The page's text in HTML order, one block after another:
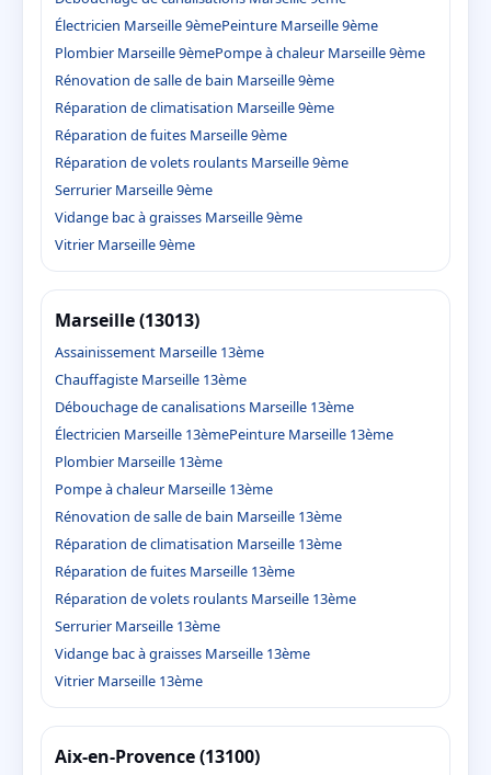
Électricien Marseille 9èmePeinture Marseille 9ème
Plombier Marseille 9èmePompe à chaleur Marseille 9ème
Rénovation de salle de bain Marseille 9ème
Réparation de climatisation Marseille 9ème
Réparation de fuites Marseille 9ème
Réparation de volets roulants Marseille 9ème
Serrurier Marseille 9ème
Vidange bac à graisses Marseille 9ème
Vitrier Marseille 9ème
Marseille (13013)
Assainissement Marseille 13ème
Chauffagiste Marseille 13ème
Débouchage de canalisations Marseille 13ème
Électricien Marseille 13èmePeinture Marseille 13ème
Plombier Marseille 13ème
Pompe à chaleur Marseille 13ème
Rénovation de salle de bain Marseille 13ème
Réparation de climatisation Marseille 13ème
Réparation de fuites Marseille 13ème
Réparation de volets roulants Marseille 13ème
Serrurier Marseille 13ème
Vidange bac à graisses Marseille 13ème
Vitrier Marseille 13ème
Aix-en-Provence (13100)